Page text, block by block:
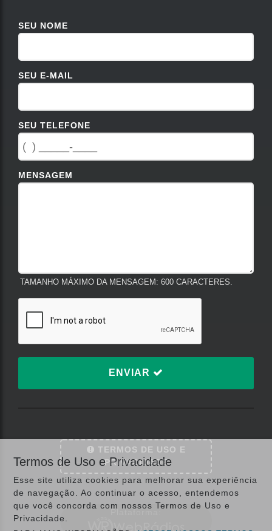
SEU NOME
SEU E-MAIL
SEU TELEFONE
MENSAGEM
TAMANHO MÁXIMO DA MENSAGEM: 600 CARACTERES.
ENVIAR
TERMOS DE USO E
PRIVACIDADE
Termos de Uso e Privacidade
Esse site utiliza cookies para melhorar sua experiência
de navegação. Ao continuar o acesso, entendemos
que você concorda com nossos Termos de Uso e
Privacidade.